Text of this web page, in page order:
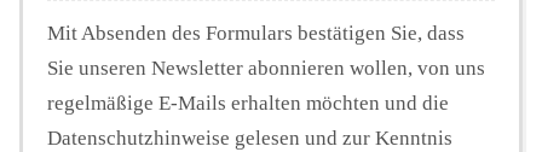
Mit Absenden des Formulars bestätigen Sie, dass
Sie unseren Newsletter abonnieren wollen, von uns
regelmäßige E-Mails erhalten möchten und die
Datenschutzhinweise gelesen und zur Kenntnis